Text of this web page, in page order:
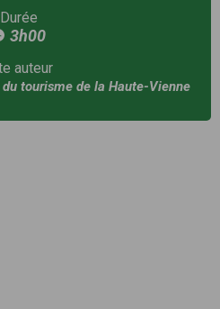
Durée
3h00
auteur
tourisme de la Haute-Vienne